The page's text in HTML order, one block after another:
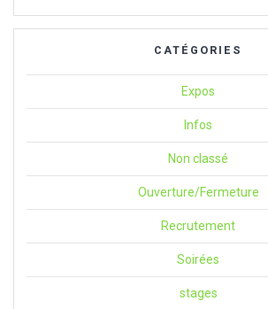
CATÉGORIES
Expos
Infos
Non classé
Ouverture/Fermeture
Recrutement
Soirées
stages